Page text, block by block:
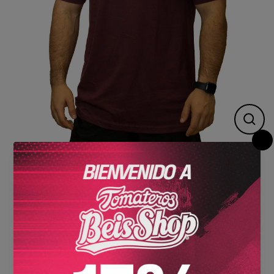
(esc)
00608232
PLAYERA GUINDA
CLN GOLD TOM 24
CABALLERO